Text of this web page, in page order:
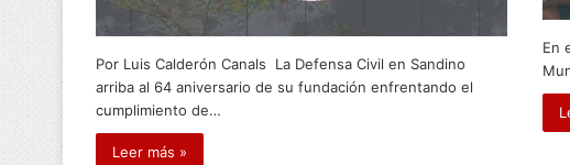
En
Por Luis Calderón Canals La Defensa Civil en Sandino
arriba al 64 aniversario de su fundación enfrentando el
cumplimiento de…
Leer más »